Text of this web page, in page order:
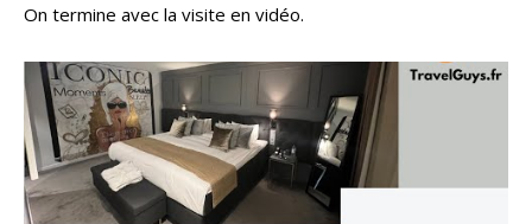
On termine avec la visite en vidéo.